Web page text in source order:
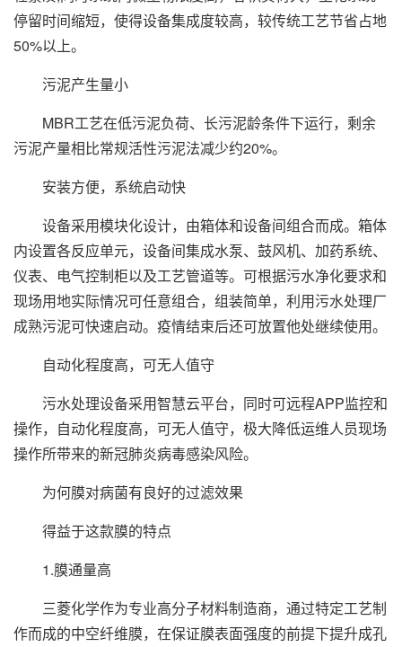
停留时间缩短，使得设备集成度较高，较传统工艺节省占地
50%以上。
污泥产生量小
MBR工艺在低污泥负荷、长污泥龄条件下运行，剩余
污泥产量相比常规活性污泥法减少约20%。
安装方便，系统启动快
设备采用模块化设计，由箱体和设备间组合而成。箱体
内设置各反应单元，设备间集成水泵、鼓风机、加药系统、
仪表、电气控制柜以及工艺管道等。可根据污水净化要求和
现场用地实际情况可任意组合，组装简单，利用污水处理厂
成熟污泥可快速启动。疫情结束后还可放置他处继续使用。
自动化程度高，可无人值守
污水处理设备采用智慧云平台，同时可远程APP监控和
操作，自动化程度高，可无人值守，极大降低运维人员现场
操作所带来的新冠肺炎病毒感染风险。
为何膜对病菌有良好的过滤效果
得益于这款膜的特点
1.膜通量高
三菱化学作为专业高分子材料制造商，通过特定工艺制
作而成的中空纤维膜，在保证膜表面强度的前提下提升成孔